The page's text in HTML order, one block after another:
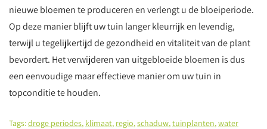
nieuwe bloemen te produceren en verlengt u de bloeiperiode.
Op deze manier blijft uw tuin langer kleurrijk en levendig,
terwijl u tegelijkertijd de gezondheid en vitaliteit van de plant
bevordert. Het verwijderen van uitgebloeide bloemen is dus
een eenvoudige maar effectieve manier om uw tuin in
topconditie te houden.
Tags:droge periodes, klimaat, regio,schaduw,tuinplanten,water